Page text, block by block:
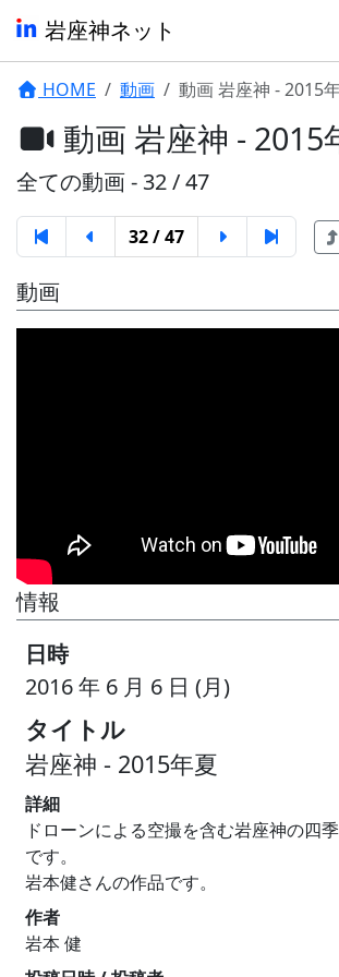
岩座神ネット
HOME 動画 動画 岩座神 - 2015
動画 岩座神 - 2015
全ての動画 - 32 / 47
32 / 47
動画
情報
日時
2016 年 6 月 6 日 (月)
タイトル
岩座神 - 2015年夏
詳細
ドローンによる空撮を含む岩座神の四
です。
岩本健さんの作品です。
作者
岩本 健